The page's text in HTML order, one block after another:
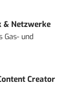
& Netzwerke
Gas- und
Creator